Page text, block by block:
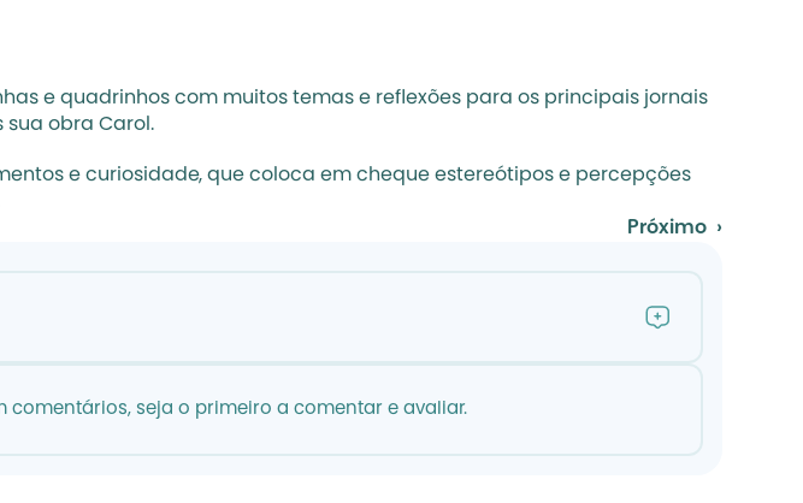
e quadrinhos com muitos temas e reflexões para os principais jornais
sua obra Carol.
e curiosidade, que coloca em cheque estereótipos e percepções
Próximo  ›
comentários, seja o primeiro a comentar e avaliar.